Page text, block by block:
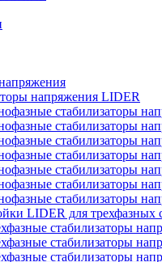
напряжения LIDER
стабилизаторы
стабилизаторы
стабилизаторы
стабилизаторы
стабилизаторы
стабилизаторы
стабилизаторы
LIDER для трехфазных
стабилизаторы
стабилизаторы
стабилизаторы